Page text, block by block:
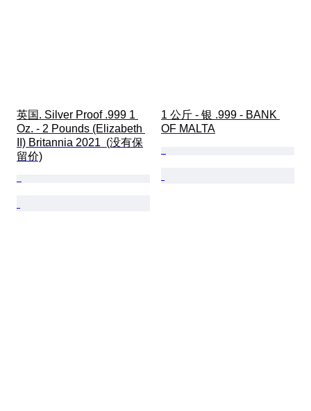
英国. Silver Proof .999 1
Oz. - 2 Pounds (Elizabeth
II) Britannia 2021  (没有保
留价)
1 公斤 - 银 .999 - BANK
OF MALTA